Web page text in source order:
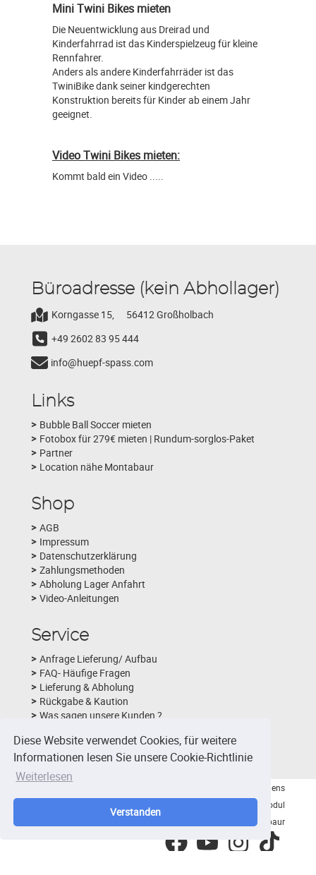
Diese Website verwendet Cookies, für weitere
Informationen lesen Sie unsere Cookie-Richtlinie
Weiterlesen
Verstanden
Mini Twini Bikes mieten
Die Neuentwicklung aus Dreirad und
Kinderfahrrad ist das Kinderspielzeug für kleine
Rennfahrer.
Anders als andere Kinderfahrräder ist das
TwiniBike dank seiner kindgerechten
Konstruktion bereits für Kinder ab einem Jahr
geeignet.
Video Twini Bikes mieten:
Kommt bald ein Video .....
Büroadresse (kein Abhollager)
Korngasse 15,
56412 Großholbach
+49 2602 83 95 444
info@huepf-spass.com
Links
Bubble Ball Soccer mieten
Fotobox für 279€ mieten | Rundum-sorglos-Paket
Partner
Location nähe Montabaur
Shop
AGB
Impressum
Datenschutzerklärung
Zahlungsmethoden
Abholung Lager Anfahrt
Video-Anleitungen
Service
Anfrage Lieferung/ Aufbau
FAQ- Häufige Fragen
Lieferung & Abholung
Rückgabe & Kaution
Was sagen unsere Kunden ?
Fotobox-Layouts
© 2026 - Viktor Nidens
Hüpfburg & Eventmodul
Verleih Montabaur
facebookyoutube instagramtiktok